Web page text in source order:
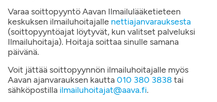
Varaa soittopyyntö Aavan Ilmailulääketieteen
keskuksen ilmailuhoitajalle nettiajanvarauksesta
(soittopyyntöajat löytyvät, kun valitset palveluksi
Ilmailuhoitaja). Hoitaja soittaa sinulle samana
päivänä.
Voit jättää soittopyynnön ilmailuhoitajalle myös
Aavan ajanvarauksen kautta010 380 3838 tai
sähköpostilla ilmailuhoitajat@aava.fi.